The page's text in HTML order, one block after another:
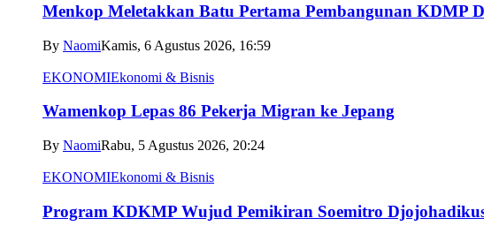
Menkop Meletakkan Batu Pertama Pembangunan KDMP
By NaomiKamis, 6 Agustus 2026, 16:59
EKONOMIEkonomi & Bisnis
Wamenkop Lepas 86 Pekerja Migran ke Jepang
By NaomiRabu, 5 Agustus 2026, 20:24
EKONOMIEkonomi & Bisnis
Program KDKMP Wujud Pemikiran Soemitro